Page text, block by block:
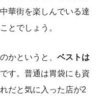
華街を楽しんでいる達
とでしょう。
かというと、 ベストは
です。普通は胃袋にも資
だと気に入った店が2